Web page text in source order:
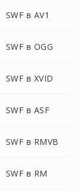
SWF в AV1
SWF в OGG
SWF в XVID
SWF в ASF
SWF в RMVB
SWF в RM